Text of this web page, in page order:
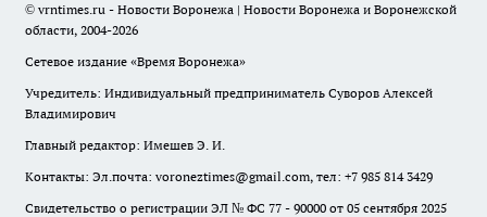
© vrntimes.ru - Новости Воронежа | Новости Воронежа и Воронежской
области, 2004-2026
Сетевое издание «Время Воронежа»
Учредитель: Индивидуальный предприниматель Суворов Алексей
Владимирович
Главный редактор: Имешев Э. И.
Контакты: Эл.почта: voroneztimes@gmail.com, тел: +7 985 814 3429
Свидетельство о регистрации ЭЛ № ФС 77 - 90000 от 05 сентября 2025